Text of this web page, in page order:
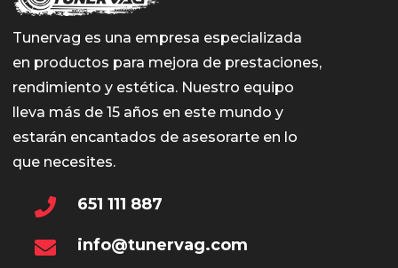
Tunervag es una empresa especializada
en productos para mejora de prestaciones,
rendimiento y estética. Nuestro equipo
lleva más de 15 años en este mundo y
estarán encantados de asesorarte en lo
que necesites.
651 111 887
info@tunervag.com